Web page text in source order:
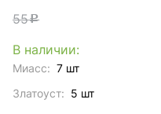
55c
В наличии:
Миасс: 7 шт
Златоуст: 5 шт